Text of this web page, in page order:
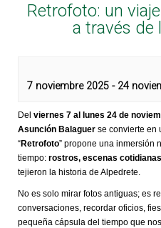
Retrofoto: un
a través de
7 noviembre 2025 - 24
Del viernes 7 al lunes 24 de
Asunción Balaguer se convierte en
“Retrofoto” propone una inmersión
tiempo: rostros, escenas
tejieron la historia de Alpedrete.
No es solo mirar fotos antiguas; es
conversaciones, recordar oficios,
pequeña cápsula del tiempo que